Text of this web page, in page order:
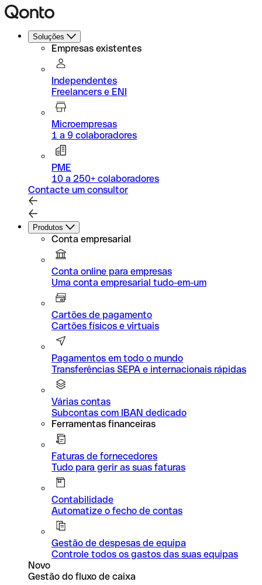
Soluções
Empresas existentes
Independentes
Freelancers e ENI
Microempresas
1 a 9 colaboradores
PME
10 a 250+ colaboradores
Contacte um consultor
Produtos
Conta empresarial
Conta online para empresas
Uma conta empresarial tudo-em-um
Cartões de pagamento
Cartões físicos e virtuais
Pagamentos em todo o mundo
Transferências SEPA e internacionais rápidas
Várias contas
Subcontas com IBAN dedicado
Ferramentas financeiras
Faturas de fornecedores
Tudo para gerir as suas faturas
Contabilidade
Automatize o fecho de contas
Gestão de despesas de equipa
Controle todos os gastos das suas equipas
Novo
Gestão do fluxo de caixa